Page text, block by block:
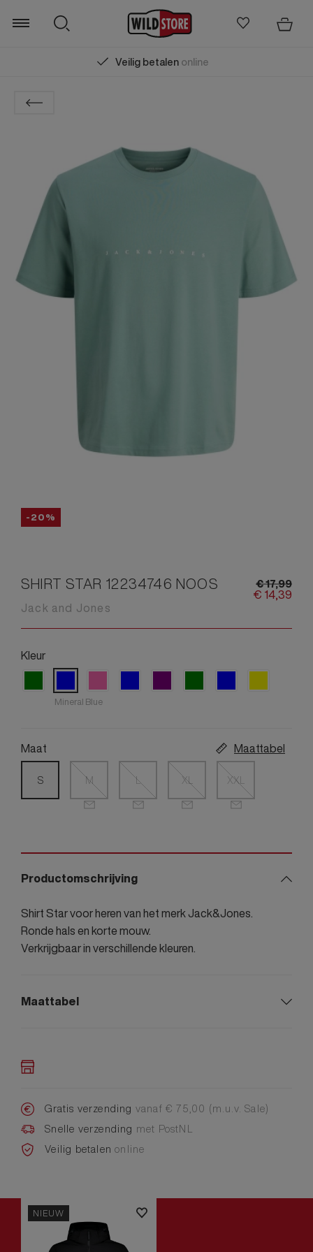
Veilig betalenonline
Zoeken
-20%
SHIRT STAR 12234746 NOOS
Jack and Jones
€17,99
€ 14,39
Kleur
Mineral Blue
Maat Maattabel
S M L XL XXL
Productomschrijving
Shirt Star voor heren van het merk Jack&Jones.
Ronde hals en korte mouw.
Verkrijgbaar in verschillende kleuren.
Maattabel
Gratis verzending vanaf € 75,00 (m.u.v. Sale)
Snelle verzending met PostNL
Veilig betalenonline
NIEUW